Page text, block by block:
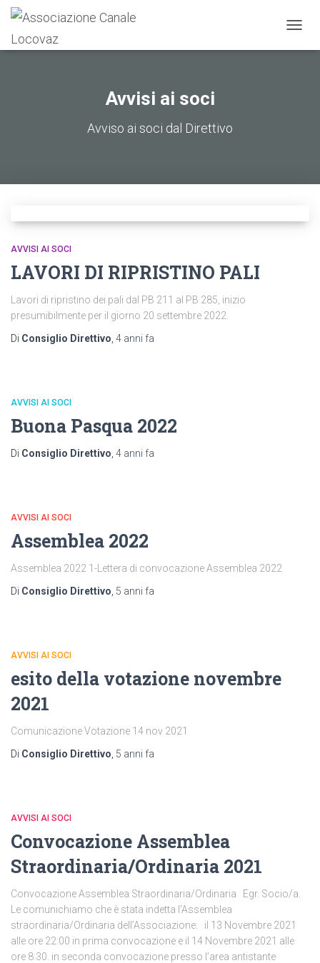
Avvisi ai soci
Avviso ai soci dal Direttivo
AVVISI AI SOCI
LAVORI DI RIPRISTINO PALI
Lavori di ripristino dei pali dal PB 211 al PB 285, inizio
presumibilmente per il giorno 20 settembre 2022.
Di Consiglio Direttivo 4 anni fa
AVVISI AI SOCI
Buona Pasqua 2022
Di Consiglio Direttivo 4 anni fa
AVVISI AI SOCI
Assemblea 2022
Assemblea 2022 1-Lettera di convocazione Assemblea 2022
Di Consiglio Direttivo 5 anni fa
AVVISI AI SOCI
esito della votazione novembre
2021
Comunicazione Votazione 14 nov 2021
Di Consiglio Direttivo 5 anni fa
AVVISI AI SOCI
Convocazione Assemblea
Straordinaria/Ordinaria 2021
Convocazione Assemblea Straordinaria/Ordinaria Egr. Socio/a.
Le comunichiamo che è stata indetta l’Assemblea
straordinaria/Ordinaria dell’Associazione: il 13 Novembre 2021
alle ore 22:00 in prima convocazione e il 14 Novembre 2021 alle
ore 8:30. in seconda convocazione presso l’area antistante